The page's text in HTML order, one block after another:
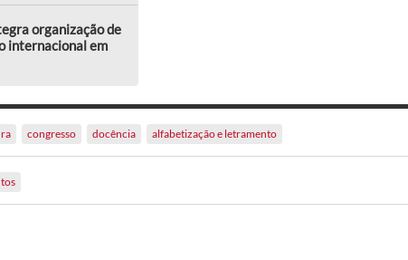
organização de
internacional em
congresso docência alfabetização e letramento